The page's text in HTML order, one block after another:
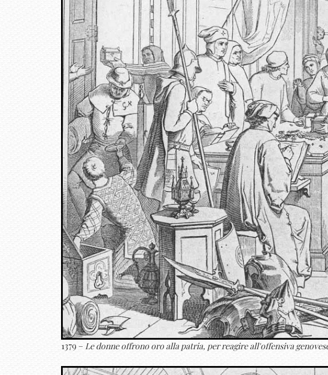
1379 – Le donne offrono oro alla patria, per reagire all'offensiva